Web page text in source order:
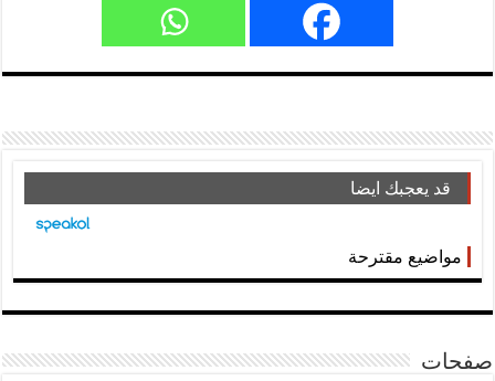
قد يعجبك ايضا
مواضيع مقترحة